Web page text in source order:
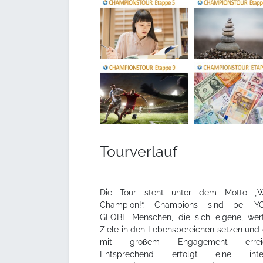
Tourverlauf
Die Tour steht unter dem Motto
Champion!“. Champions sind bei
GLOBE Menschen, die sich eigene,
Ziele in den Lebensbereichen setzen und
mit großem Engagement
Entsprechend erfolgt eine